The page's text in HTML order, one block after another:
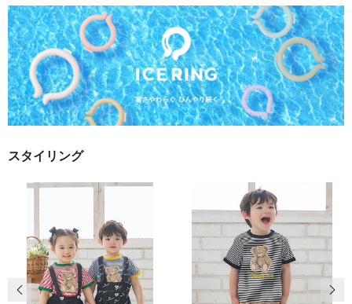
スタイリング
前の画像 次